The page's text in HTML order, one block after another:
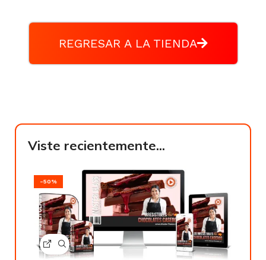
REGRESAR A LA TIENDA
Viste recientemente...
-50%